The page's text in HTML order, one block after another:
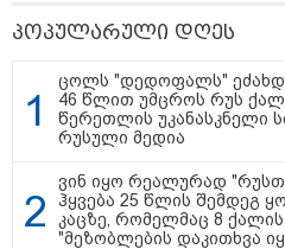
12:38 /
პოპულარული დღეს
ცოლს "დედოფალს"
46 წლით უმცროს რუს
წერეთლის უკანასკნელი
რუსული მედია
ვინ იყო რეალურად
ჰყვება 25 წლის შემდეგ
კაცზე, რომელმაც 8
"მეზობლების დაკითხვა